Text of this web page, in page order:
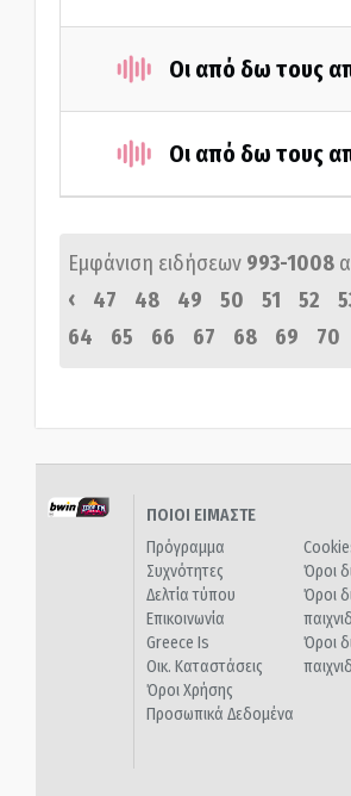
Οι από δω τους
Οι από δω τους
Εμφάνιση ειδήσεων 993-1008
‹
47 48 49 50 51 52
64
65 66 67 68 69 70
ΠΟΙΟΙ ΕΙΜΑΣΤΕ
Πρόγραμμα
Συχνότητες
Δελτία τύπου
Επικοινωνία
Greece Is
Οικ. Καταστάσεις
Όροι Χρήσης
Προσωπικά Δεδομένα
Όροι
Όροι
Όροι